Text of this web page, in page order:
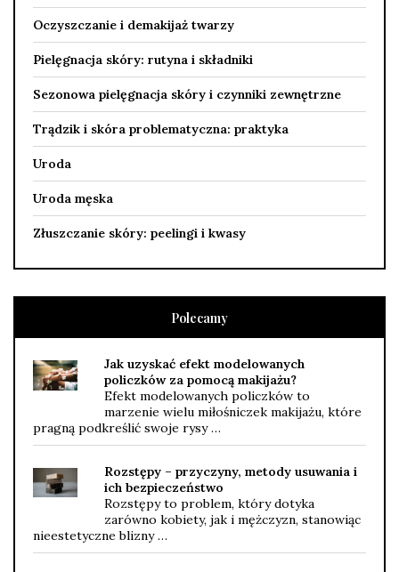
Oczyszczanie i demakijaż twarzy
Pielęgnacja skóry: rutyna i składniki
Sezonowa pielęgnacja skóry i czynniki zewnętrzne
Trądzik i skóra problematyczna: praktyka
Uroda
Uroda męska
Złuszczanie skóry: peelingi i kwasy
Polecamy
Jak uzyskać efekt modelowanych
policzków za pomocą makijażu?
Efekt modelowanych policzków to
marzenie wielu miłośniczek makijażu, które
pragną podkreślić swoje rysy …
Rozstępy – przyczyny, metody usuwania i
ich bezpieczeństwo
Rozstępy to problem, który dotyka
zarówno kobiety, jak i mężczyzn, stanowiąc
nieestetyczne blizny …